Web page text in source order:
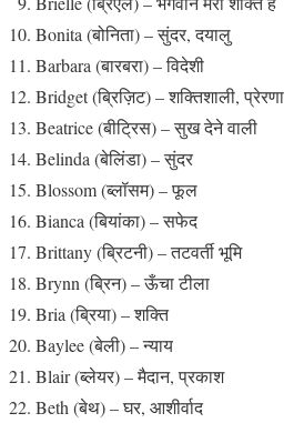
Bonita (बोनिता) – सुंदर, दयालु
Barbara (बारबरा) – विदेशी
Bridget (ब्रिज़िट) – शक्तिशाली, प्रेरणा
Beatrice (बीट्रिस) – सुख देने वाली
Belinda (बेलिंडा) – सुंदर
Blossom (ब्लॉसम) – फूल
Bianca (बियांका) – सफेद
Brittany (ब्रिटनी) – तटवर्ती भूमि
Brynn (ब्रिन) – ऊँचा टीला
Bria (ब्रिया) – शक्ति
Baylee (बेली) – न्याय
Blair (ब्लेयर) – मैदान, प्रकाश
Beth (बेथ) – घर, आशीर्वाद